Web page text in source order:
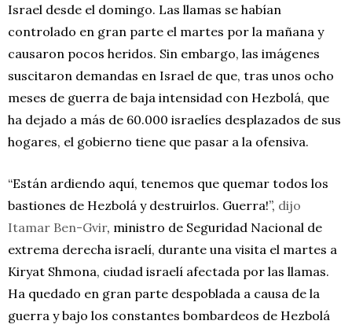
Israel desde el domingo. Las llamas se habían
controlado en gran parte el martes por la mañana y
causaron pocos heridos. Sin embargo, las imágenes
suscitaron demandas en Israel de que, tras unos ocho
meses de guerra de baja intensidad con Hezbolá, que
ha dejado a más de 60.000 israelíes desplazados de sus
hogares, el gobierno tiene que pasar a la ofensiva.
“Están ardiendo aquí, tenemos que quemar todos los
bastiones de Hezbolá y destruirlos. Guerra!”, dijo
Itamar Ben-Gvir, ministro de Seguridad Nacional de
extrema derecha israelí, durante una visita el martes a
Kiryat Shmona, ciudad israelí afectada por las llamas.
Ha quedado en gran parte despoblada a causa de la
guerra y bajo los constantes bombardeos de Hezbolá